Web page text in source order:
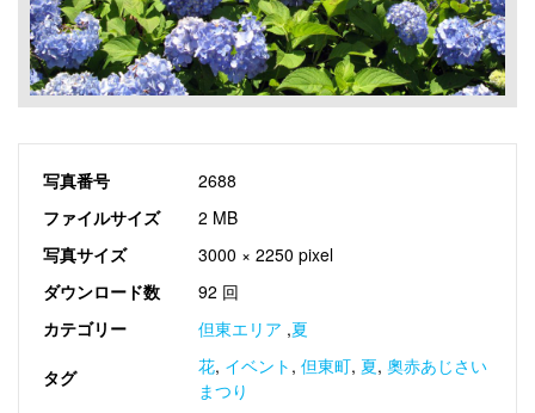
写真番号
2688
ファイルサイズ
2 MB
写真サイズ
3000 × 2250 pixel
ダウンロード数
92 回
カテゴリー
但東エリア ,夏
タグ 花, イベント , 但東町, 夏, 奧赤あじさい
まつり